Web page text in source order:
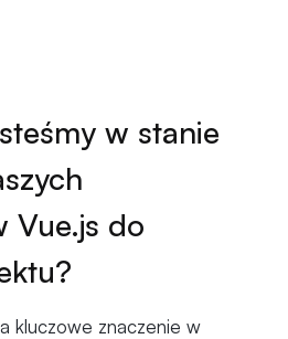
w stanie
Vue.js do
kluczowe znaczenie w